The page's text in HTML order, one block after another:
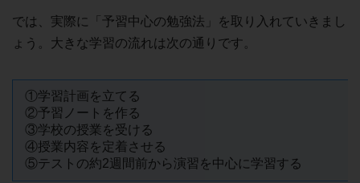
では、実際に「予習中心の勉強法」を取り入れていきまし
ょう。大きな学習の流れは次の通りです。
①学習計画を立てる
②予習ノートを作る
③学校の授業を受ける
④授業内容を定着させる
⑤テストの約2週間前から演習を中心に学習する